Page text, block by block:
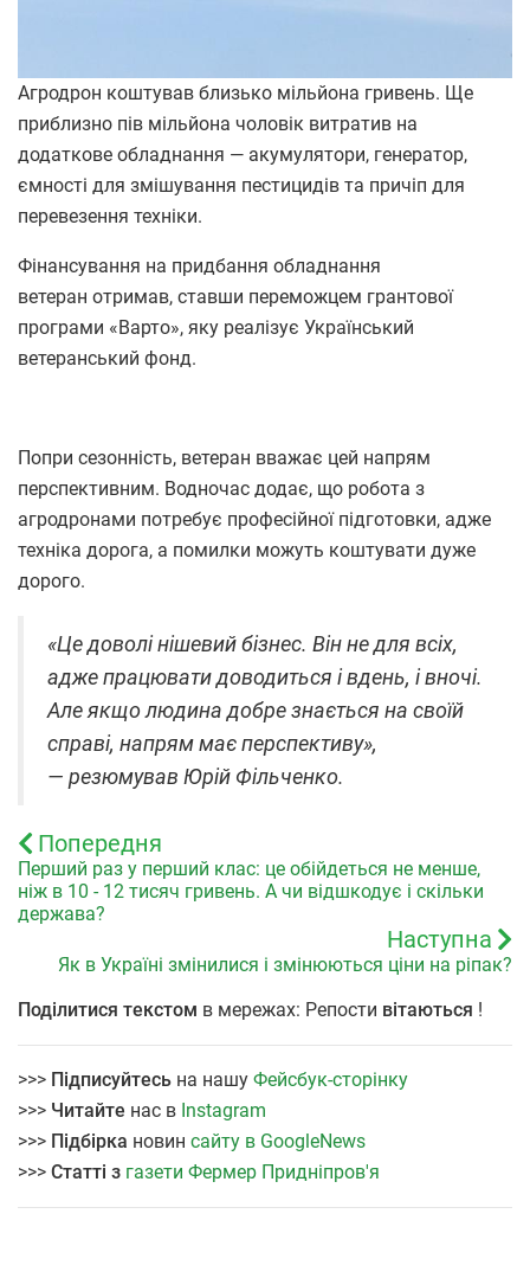
Агродрон коштував близько мільйона гривень. Ще
приблизно пів мільйона чоловік витратив на
додаткове обладнання — акумулятори, генератор,
ємності для змішування пестицидів та причіп для
перевезення техніки.
Фінансування на придбання обладнання
ветеран отримав, ставши переможцем грантової
програми «Варто», яку реалізує Український
ветеранський фонд.
Попри сезонність, ветеран вважає цей напрям
перспективним. Водночас додає, що робота з
агродронами потребує професійної підготовки, адже
техніка дорога, а помилки можуть коштувати дуже
дорого.
«Це доволі нішевий бізнес. Він не для всіх,
адже працювати доводиться і вдень, і вночі.
Але якщо людина добре знається на своїй
справі, напрям має перспективу»,
— резюмував Юрій Фільченко.
Попередня
Перший раз у перший клас: це обійдеться не менше,
ніж в 10 - 12 тисяч гривень. А чи відшкодує і скільки
держава?
Наступна
Як в Україні змінилися і змінюються ціни на ріпак?
Поділитися текстом в мережах: Репости вітаються !
>>> Підписуйтесь на нашу Фейсбук-сторінку
>>> Читайте нас в Instagram
>>> Підбірка новин сайту в GoogleNews
>>> Статті з газети Фермер Придніпров'я